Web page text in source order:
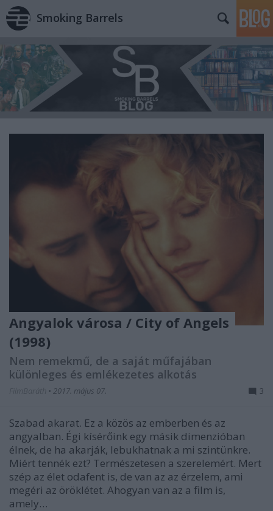
Smoking Barrels
Angyalok városa / City of Angels
(1998)
Nem remekmű, de a saját műfajában
különleges és emlékezetes alkotás
• 2017. május 07. 3
Szabad akarat. Ez a közös az emberben és az
angyalban. Égi kísérőink egy másik dimenzióban
élnek, de ha akarják, lebukhatnak a mi szintünkre.
Miért tennék ezt? Természetesen a szerelemért. Mert
szép az élet odafent is, de van az az érzelem, ami
megéri az öröklétet. Ahogyan van az a film is,
amely…